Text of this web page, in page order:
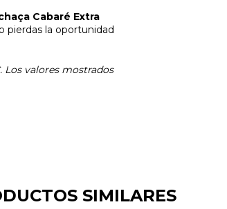
Cabaré Extra
pierdas la oportunidad
Los valores mostrados
SIMILARES